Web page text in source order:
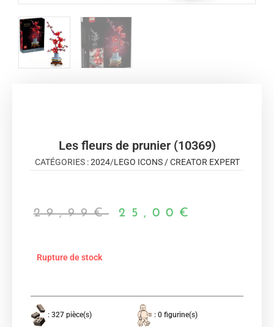
Les fleurs de prunier (10369)
CATÉGORIES :2024/LEGO ICONS / CREATOR EXPERT
29,99€ 25,00 €
Rupture de stock
: 327 pièce(s) : 0 figurine(s)